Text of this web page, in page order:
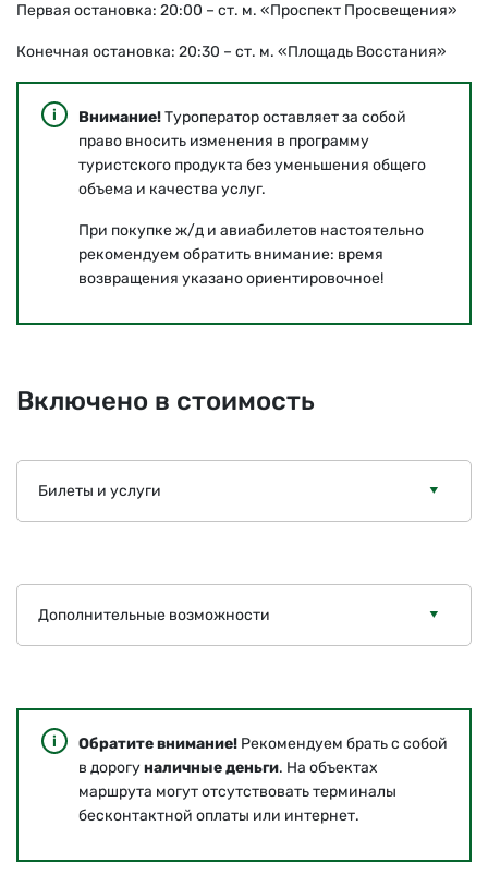
Первая остановка: 20:00 – ст. м. «Проспект Просвещения»
Конечная остановка: 20:30 – ст. м. «Площадь Восстания»
Внимание!Туроператор оставляет за собой
право вносить изменения в программу
туристского продукта без уменьшения общего
объема и качества услуг.
При покупке ж/д и авиабилетов настоятельно
рекомендуем обратить внимание: время
возвращения указано ориентировочное!
Включено в стоимость
Билеты и услуги
Дополнительные возможности
Обратите внимание! Рекомендуем брать с собой
в дорогуналичные деньги. На объектах
маршрута могут отсутствовать терминалы
бесконтактной оплаты или интернет.